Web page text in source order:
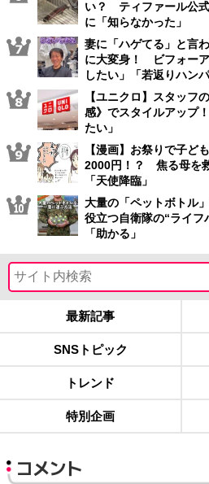
い？ ティファール公
に「知らなかった」
妻に「ハゲてる」と言
に大変身！ ビフォー
したい」「若返りハンパ
【ユニクロ】スタッ
感》でスタイルアップ
たい」
【漫画】お祭りで子ど
2000円！？ 焦る母を
「天使降臨」
大量の「ペットボトル
役立つ自衛隊の“ライフ
「助かる」
最新記事
SNSトピック
トレンド
特別企画
コメント